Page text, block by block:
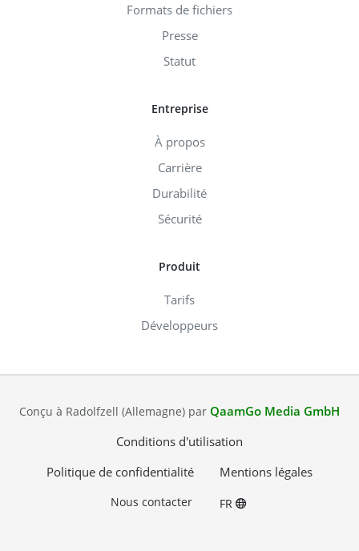
Formats de fichiers
Presse
Statut
Entreprise
À propos
Carrière
Durabilité
Sécurité
Produit
Tarifs
Développeurs
Conçu à Radolfzell (Allemagne) par QaamGo Media GmbH
Conditions d'utilisation
Politique de confidentialité
Mentions légales
Nous contacter FR